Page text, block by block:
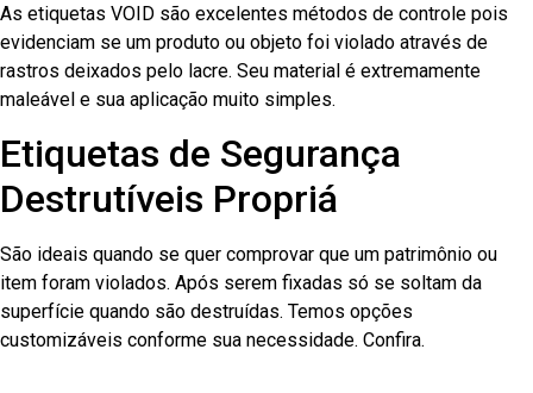
As etiquetas VOID são excelentes métodos de controle pois
evidenciam se um produto ou objeto foi violado através de
rastros deixados pelo lacre. Seu material é extremamente
maleável e sua aplicação muito simples.
Etiquetas de Segurança
Destrutíveis Propriá
São ideais quando se quer comprovar que um patrimônio ou
item foram violados. Após serem fixadas só se soltam da
superfície quando são destruídas. Temos opções
customizáveis conforme sua necessidade. Confira.